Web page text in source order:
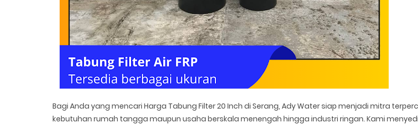
Bagi Anda yang mencari Harga Tabung Filter 20 Inch di Serang, Ady Water siap menjadi mitra
kebutuhan rumah tangga maupun usaha berskala menengah hingga industri ringan. Kami